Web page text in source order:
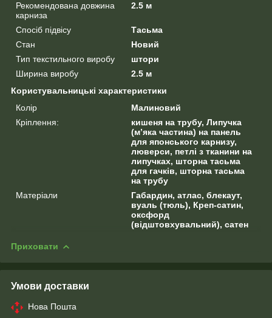
Рекомендована довжина
карниза
2.5 м
Спосіб підвісу
Тасьма
Стан
Новий
Тип текстильного виробу
штори
Ширина виробу
2.5 м
Користувальницькі характеристики
Колір
Малиновий
Кріплення:
кишеня на трубу, Липучка
(м’яка частина) на панель
для японського карнизу,
люверси, петлі з тканини на
липучках, шторна тасьма
для гачків, шторна тасьма
на трубу
Матеріали
Габардин, атлас, блекаут,
вуаль (тюль), Креп-сатин,
оксфорд
(відштовхувальний), сатен
Приховати
Умови доставки
Нова Пошта